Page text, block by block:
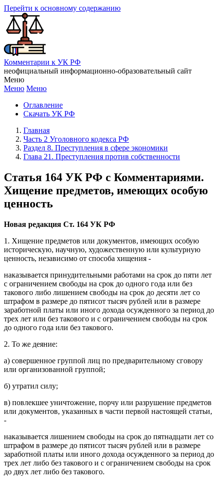
Перейти к основному содержанию
Комментарии к УК РФ
неофициальный информационно-образовательный сайт
Меню
Меню Меню
Оглавление
Скачать УК РФ
Главная
Часть 2 Уголовного кодекса РФ
Раздел 8. Преступления в сфере экономики
Глава 21. Преступления против собственности
Статья 164 УК РФ с Комментариями.
Хищение предметов, имеющих особую
ценность
Новая редакция Ст. 164 УК РФ
1. Хищение предметов или документов, имеющих особую
историческую, научную, художественную или культурную
ценность, независимо от способа хищения -
наказывается принудительными работами на срок до пяти лет
с ограничением свободы на срок до одного года или без
такового либо лишением свободы на срок до десяти лет со
штрафом в размере до пятисот тысяч рублей или в размере
заработной платы или иного дохода осужденного за период до
трех лет или без такового и с ограничением свободы на срок
до одного года или без такового.
2. То же деяние:
а) совершенное группой лиц по предварительному сговору
или организованной группой;
б) утратил силу;
в) повлекшее уничтожение, порчу или разрушение предметов
или документов, указанных в части первой настоящей статьи,
-
наказывается лишением свободы на срок до пятнадцати лет со
штрафом в размере до пятисот тысяч рублей или в размере
заработной платы или иного дохода осужденного за период до
трех лет либо без такового и с ограничением свободы на срок
до двух лет либо без такового.